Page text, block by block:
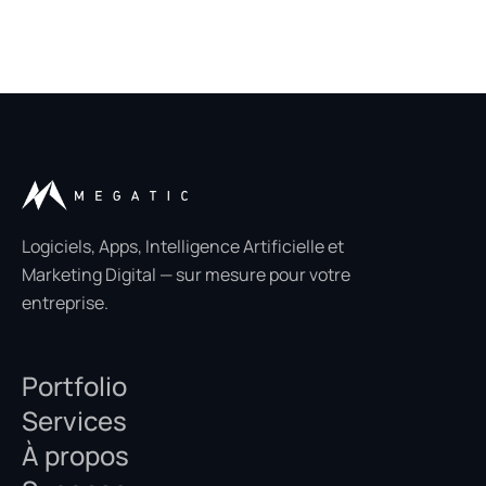
Logiciels, Apps, Intelligence Artificielle et
Marketing Digital — sur mesure pour votre
entreprise.
Portfolio
Services
À propos